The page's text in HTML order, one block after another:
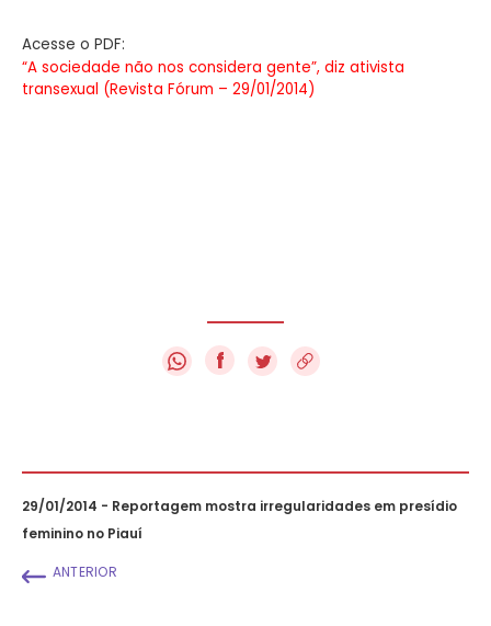
Acesse o PDF:
“A sociedade não nos considera gente”, diz ativista
transexual (Revista Fórum – 29/01/2014)
f
29/01/2014 - Reportagem mostra irregularidades em presídio
feminino no Piauí
ANTERIOR